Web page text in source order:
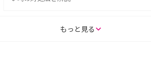
iPhone 16eとiPhone 14を徹底比較！スペッ
もっと見る